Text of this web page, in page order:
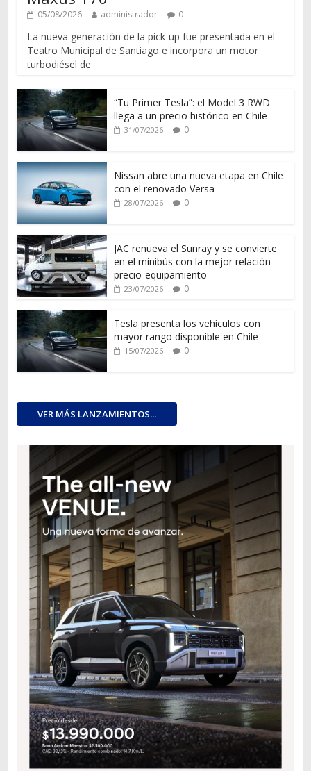
05/08/2026 administrador 0
La nueva generación de la pick-up fue presentada en el
Teatro Municipal de Santiago e incorpora un motor
turbodiésel de
“Tu Primer Tesla”: el Model 3 RWD
llega a un precio histórico en Chile
31/07/2026 0
Nissan abre una nueva etapa en Chile
con el renovado Versa
28/07/2026 0
JAC renueva el Sunray y se convierte
en el minibús con la mejor relación
precio-equipamiento
23/07/2026 0
Tesla presenta los vehículos con
mayor rango disponible en Chile
15/07/2026 0
VER MÁS LANZAMIENTOS...